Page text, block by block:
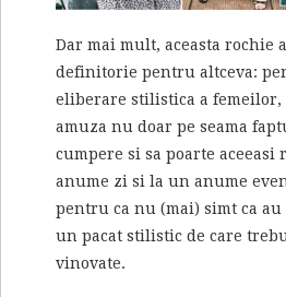
Dar mai mult, aceasta rochie
definitorie pentru altceva:
eliberare stilistica a femeilor,
amuza nu doar pe seama
cumpere si sa poarte aceeasi
anume zi si la un anume
pentru ca nu (mai) simt ca
un pacat stilistic de care
vinovate.